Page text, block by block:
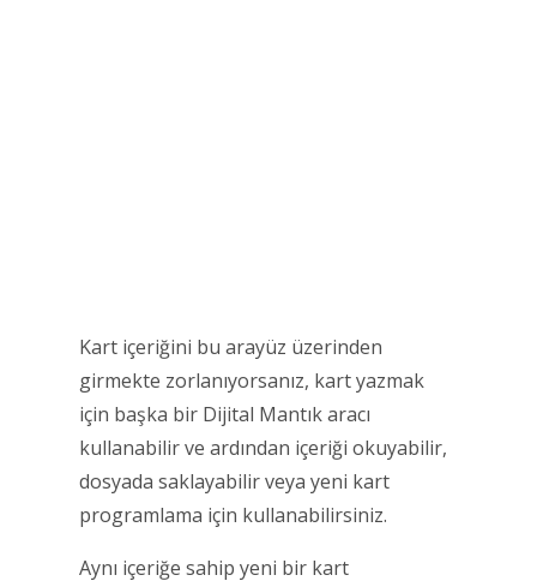
Kart içeriğini bu arayüz üzerinden
girmekte zorlanıyorsanız, kart yazmak
için başka bir Dijital Mantık aracı
kullanabilir ve ardından içeriği okuyabilir,
dosyada saklayabilir veya yeni kart
programlama için kullanabilirsiniz.
Aynı içeriğe sahip yeni bir kart